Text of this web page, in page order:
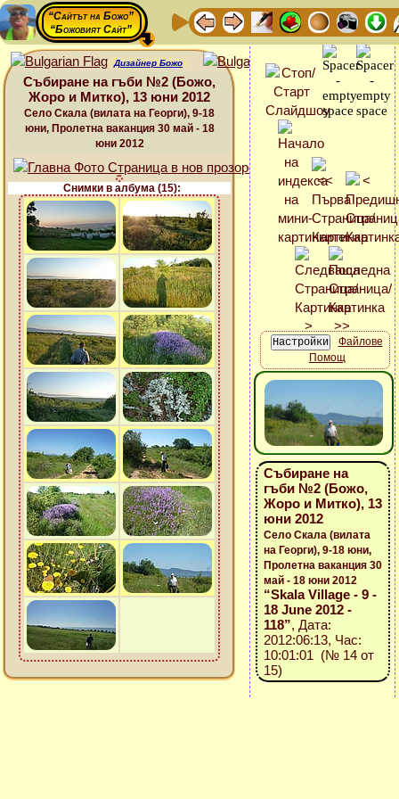
“Сайтът на Божо”
“Божовият Сайт”
Дизайнер Божо
Събиране на гъби №2 (Божо,
Жоро и Митко), 13 юни 2012
Село Скала (вилата на Георги), 9-18
юни, Пролетна ваканция 30 май - 18
юни 2012
Снимки в албума (15):
Файлове
Помощ
Събиране на
гъби №2 (Божо,
Жоро и Митко), 13
юни 2012
Село Скала (вилата
на Георги), 9-18 юни,
Пролетна ваканция 30
май - 18 юни 2012
“Skala Village - 9 -
18 June 2012 -
118”, Дата:
2012:06:13, Час:
10:01:01 (№ 14 от
15)